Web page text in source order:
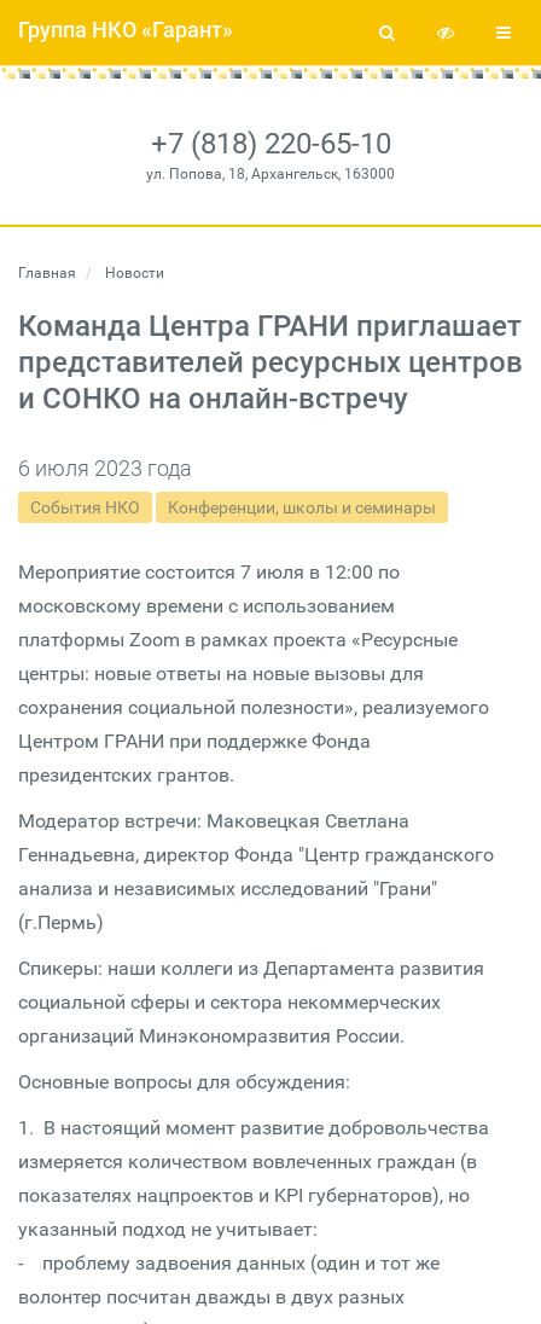
+7 (818) 220-65-10
ул. Попова, 18, Архангельск, 163000
Группа НКО «Гарант»
Главная Новости
Команда Центра ГРАНИ приглашает
представителей ресурсных центров
и СОНКО на онлайн-встречу
6 июля 2023 года
События НКО Конференции, школы и семинары
Мероприятие состоится 7 июля в 12:00 по
московскому времени с использованием
платформы Zoom в рамках проекта «Ресурсные
центры: новые ответы на новые вызовы для
сохранения социальной полезности», реализуемого
Центром ГРАНИ при поддержке Фонда
президентских грантов.
Модератор встречи: Маковецкая Светлана
Геннадьевна, директор Фонда "Центр гражданского
анализа и независимых исследований "Грани"
(г.Пермь)
Спикеры: наши коллеги из Департамента развития
социальной сферы и сектора некоммерческих
организаций Минэкономразвития России.
Основные вопросы для обсуждения:
1. В настоящий момент развитие добровольчества
измеряется количеством вовлеченных граждан (в
показателях нацпроектов и KPI губернаторов), но
указанный подход не учитывает:
- проблему задвоения данных (один и тот же
волонтер посчитан дважды в двух разных